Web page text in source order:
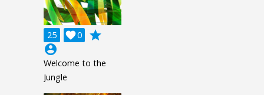
25 0

grade
account_circle
Welcome to the
Jungle